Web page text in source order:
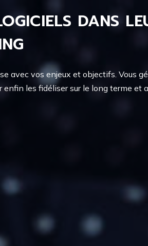
DANS
avec vos enjeux et objectifs. Vous
les fidéliser sur le long terme et